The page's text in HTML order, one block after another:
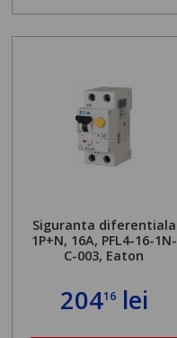
Siguranta diferentiala
1P+N, 16A, PFL4-16-1N-
C-003, Eaton
20416lei